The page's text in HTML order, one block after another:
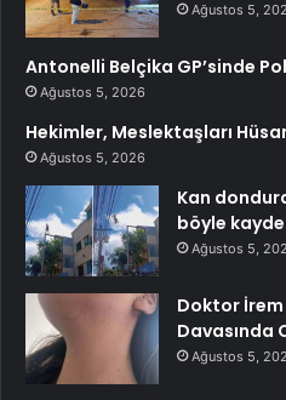
Ağustos 5,
Antonelli Belçika GP’sinde
Ağustos 5, 2026
Hekimler, Meslektaşları
Ağustos 5, 2026
Kan
böyle
Ağustos 5,
Doktor İrem
Davasında
Ağustos 5,